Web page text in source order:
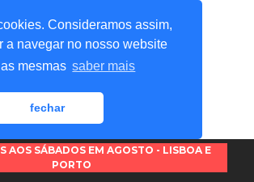
Consideramos assim,
a navegar no nosso website
mesmas saber mais
fechar
AOS SÁBADOS EM AGOSTO - LISBOA E
PORTO